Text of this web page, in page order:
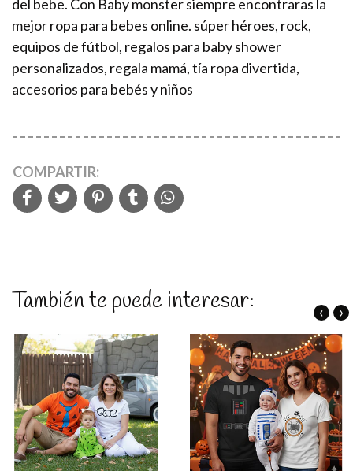
del bebe. Con Baby monster siempre encontraras la
mejor ropa para bebes online. súper héroes, rock,
equipos de fútbol, regalos para baby shower
personalizados, regala mamá, tía ropa divertida,
accesorios para bebés y niños
COMPARTIR:
También te puede interesar: ‹ ›